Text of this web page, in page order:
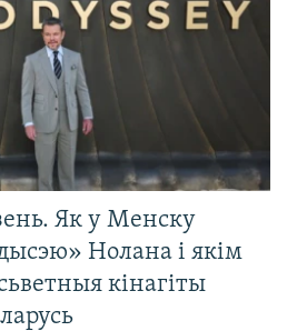
Як у Менску
Нолана і якім
кінагіты